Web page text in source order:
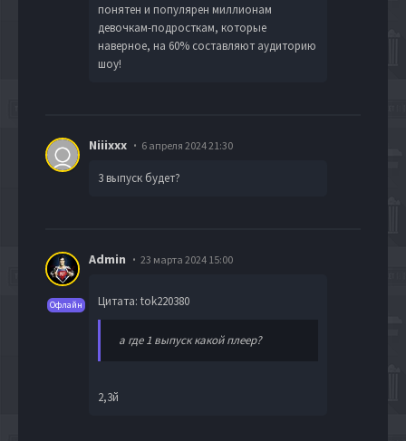
понятен и популярен миллионам
девочкам-подросткам, которые
наверное, на 60% составляют аудиторию
шоу!
Niiixxx 6 апреля 2024 21:30
3 выпуск будет?
Офлайн
Admin 23 марта 2024 15:00
Цитата: tok220380
а где 1 выпуск какой плеер?
2,3й